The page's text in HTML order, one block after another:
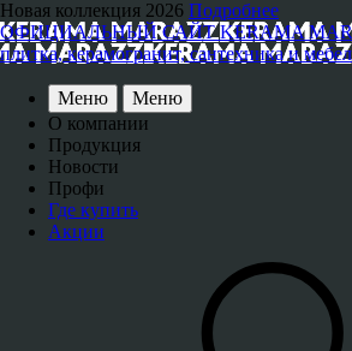
Новая коллекция 2026 Подробнее
ОФИЦИАЛЬНЫЙ САЙТ KERAMA
плитка, керамогранит, сантехника и
Меню
Меню
О компании
Продукция
Новости
Профи
Где купить
Акции